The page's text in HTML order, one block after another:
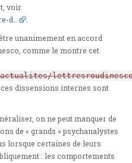
voir
d...
.
unanimement en accord
comme le montre cet
dissensions internes sont
on ne peut manquer de
de « grands » psychanalystes
lorsque certaines de leurs
: les comportements